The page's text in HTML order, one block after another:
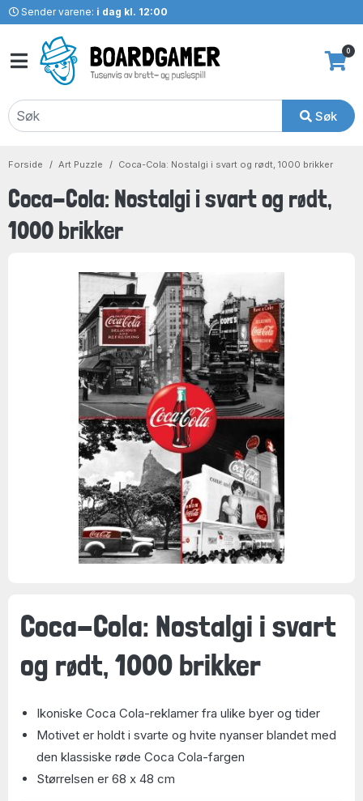
Sender varene: i dag kl. 12:00
Søk
0
Forside Art Puzzle Coca-Cola: Nostalgi i svart og rødt, 1000 brikker
Coca-Cola: Nostalgi i svart og rødt,
1000 brikker
Coca-Cola: Nostalgi i svart
og rødt, 1000 brikker
Ikoniske Coca Cola-reklamer fra ulike byer og tider
Motivet er holdt i svarte og hvite nyanser blandet med
den klassiske røde Coca Cola-fargen
Størrelsen er 68 x 48 cm